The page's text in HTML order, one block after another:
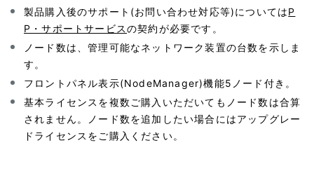
製品購入後のサポート(お問い合わせ対応等)についてはP
P・サポートサービスの契約が必要です。
ノード数は、管理可能なネットワーク装置の台数を示しま
す。
フロントパネル表示(NodeManager)機能5ノード付き。
基本ライセンスを複数ご購入いただいてもノード数は合算
されません。ノード数を追加したい場合にはアップグレー
ドライセンスをご購入ください。